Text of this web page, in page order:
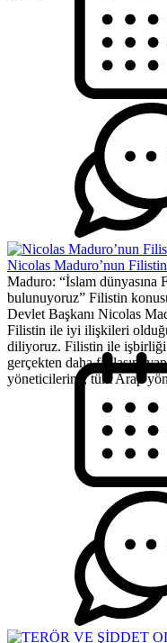
Nicolas Maduro’nun
Maduro: “İslam dünyasına
bulunuyoruz” Filistin
Devlet Başkanı Nicolas
Filistin ile iyi ilişkileri
diliyoruz. Filistin ile
gerçekten daha fazlasını
yöneticilerine, tüm Arap